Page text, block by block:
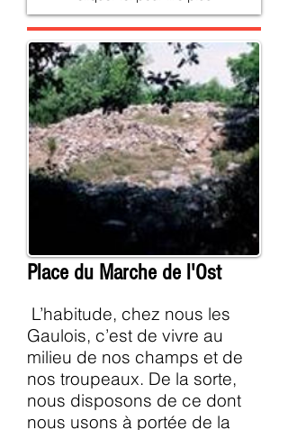
Place du Marche de l'Ost
L’habitude, chez nous les
Gaulois, c’est de vivre au
milieu de nos champs et de
nos troupeaux. De la sorte,
nous disposons de ce dont
nous usons à portée de la